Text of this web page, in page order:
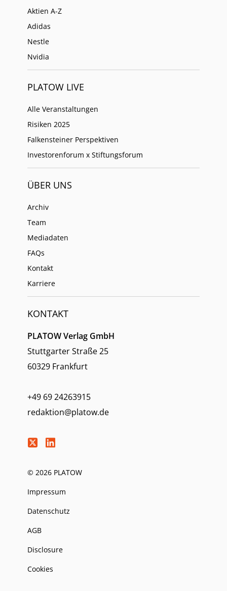
Aktien A-Z
Adidas
Nestle
Nvidia
PLATOW LIVE
Alle Veranstaltungen
Risiken 2025
Falkensteiner Perspektiven
Investorenforum x Stiftungsforum
ÜBER UNS
Archiv
Team
Mediadaten
FAQs
Kontakt
Karriere
KONTAKT
PLATOW Verlag GmbH
Stuttgarter Straße 25
60329 Frankfurt
+49 69 24263915
redaktion@platow.de
© 2026 PLATOW
Impressum
Datenschutz
AGB
Disclosure
Cookies